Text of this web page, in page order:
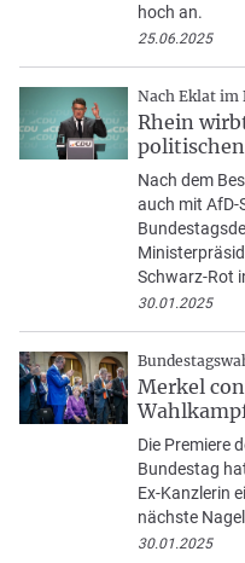
hoch an.
25.06.2025
Nach Eklat im
Rhein
Nach dem
auch mit AfD-
Schwarz-Rot
30.01.2025
Merkel
Die Premiere
Bundestag
Ex-Kanzlerin
nächste
30.01.2025